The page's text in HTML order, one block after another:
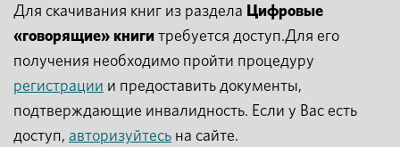
Для скачивания книг из раздела Цифровые
«говорящие» книги требуется доступ.Для его
получения необходимо пройти процедуру
регистрации и предоставить документы,
подтверждающие инвалидность. Если у Вас есть
доступ, авторизуйтесь на сайте.